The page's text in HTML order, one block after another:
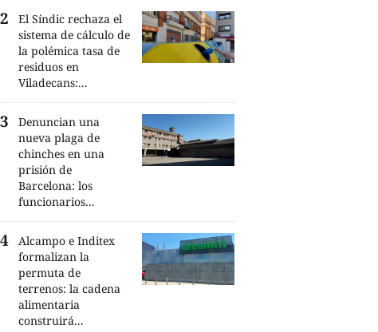
El Síndic rechaza el
sistema de cálculo de
la polémica tasa de
residuos en
Viladecans:...
Denuncian una
nueva plaga de
chinches en una
prisión de
Barcelona: los
funcionarios...
Alcampo e Inditex
formalizan la
permuta de
terrenos: la cadena
alimentaria
construirá...